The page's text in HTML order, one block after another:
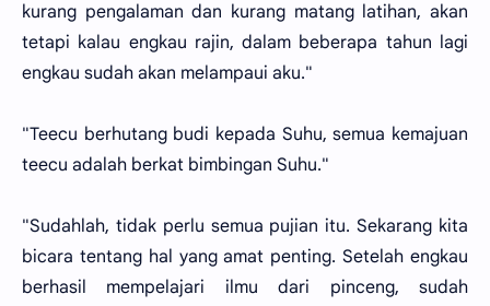
kurang pengalaman dan kurang matang latihan, akan
tetapi kalau engkau rajin, dalam beberapa tahun lagi
engkau sudah akan melampaui aku."
"Teecu berhutang budi kepada Suhu, semua kemajuan
teecu adalah berkat bimbingan Suhu."
"Sudahlah, tidak perlu semua pujian itu. Sekarang kita
bicara tentang hal yang amat penting. Setelah engkau
berhasil mempelajari ilmu dari pinceng, sudah